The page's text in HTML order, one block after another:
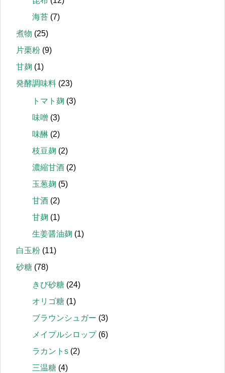
海苔 (7)
煮物 (25)
片栗粉 (9)
甘麹 (1)
発酵調味料 (23)
トマト麹 (3)
味噌 (3)
味醂 (2)
枝豆麹 (2)
濃縮甘酒 (2)
玉葱麹 (5)
甘酒 (2)
甘麹 (1)
生姜醤油麹 (1)
白玉粉 (11)
砂糖 (78)
きび砂糖 (24)
オリゴ糖 (1)
ブラウンシュガー (3)
メイプルシロップ(6)
ラカントs (2)
三温糖 (4)